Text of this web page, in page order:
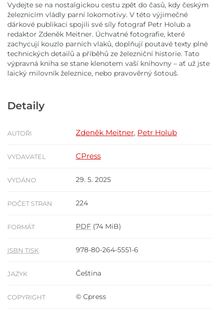
Vydejte se na nostalgickou cestu zpět do časů, kdy českým
železnicím vládly parní lokomotivy. V této výjimečné
dárkové publikaci spojili své síly fotograf Petr Holub a
redaktor Zdeněk Meitner. Úchvatné fotografie, které
zachycují kouzlo parních vlaků, doplňují poutavé texty plné
technických detailů a příběhů ze železniční historie. Tato
výpravná kniha se stane klenotem vaší knihovny – ať už jste
laický milovník železnice, nebo pravověrný šotouš.
Detaily
AUTOŘI Zdeněk Meitner, Petr Holub
VYDAVATEL CPress
VYDÁNO 29. 5. 2025
POČET STRAN 224
FORMÁT PDF (74 MiB)
ISBN TISK 978-80-264-5551-6
JAZYK Čeština
COPYRIGHT © Cpress